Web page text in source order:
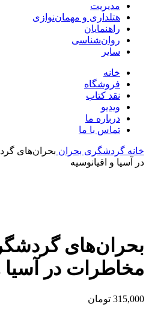
مدیریت
هتلداری و مهمان‌نوازی
راهنمایان
روان‌شناسی
سایر
خانه
فروشگاه
نقد کتاب
ویدیو
درباره‌ ما
تماس با ما
خانه گردشگری بحران بحران‌های
در آسیا و اقیانوسیه
بحران‌های
مخاطرات در آسیا
315,000 تومان